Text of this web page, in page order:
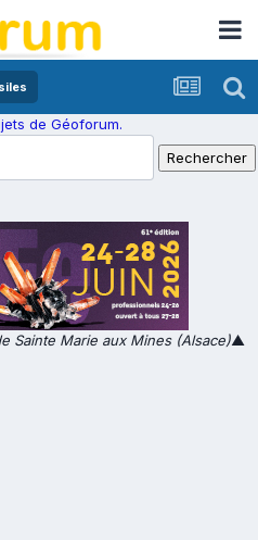
de Géoforum.
Sainte Marie aux Mines (Alsace)▲